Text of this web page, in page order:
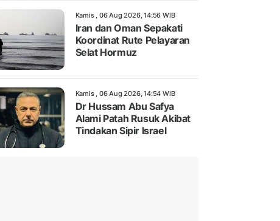
Kamis , 06 Aug 2026, 14:56 WIB
Iran dan Oman Sepakati
Koordinat Rute Pelayaran
Selat Hormuz
Kamis , 06 Aug 2026, 14:54 WIB
Dr Hussam Abu Safya
Alami Patah Rusuk Akibat
Tindakan Sipir Israel